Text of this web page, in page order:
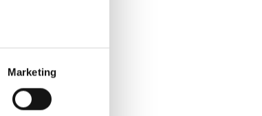
Marketing